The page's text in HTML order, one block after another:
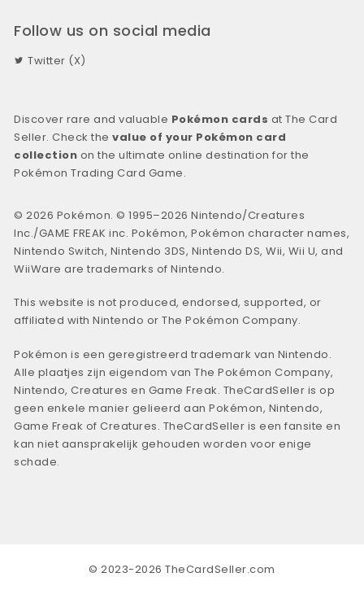
Follow us on social media
Twitter (X)
Discover rare and valuable Pokémon cards at The Card
Seller. Check thevalue of your Pokémon card
collection on the ultimate online destination for the
Pokémon Trading Card Game.
© 2026 Pokémon. © 1995–2026 Nintendo/Creatures
Inc./GAME FREAK inc. Pokémon, Pokémon character names,
Nintendo Switch, Nintendo 3DS, Nintendo DS, Wii, Wii U, and
WiiWare are trademarks of Nintendo.
This website is not produced, endorsed, supported, or
affiliated with Nintendo or The Pokémon Company.
Pokémon is een geregistreerd trademark van Nintendo.
Alle plaatjes zijn eigendom van The Pokémon Company,
Nintendo, Creatures en Game Freak. TheCardSeller is op
geen enkele manier gelieerd aan Pokémon, Nintendo,
Game Freak of Creatures. TheCardSeller is een fansite en
kan niet aansprakelijk gehouden worden voor enige
schade.
© 2023-2026 TheCardSeller.com